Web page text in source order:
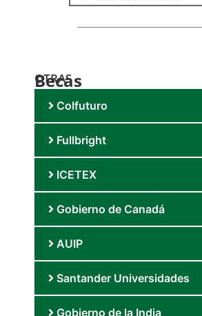
OTRAS
Becas
Colfuturo
Fullbright
ICETEX
Gobierno de Canadá
AUIP
Santander Universidades
Gobierno de la India